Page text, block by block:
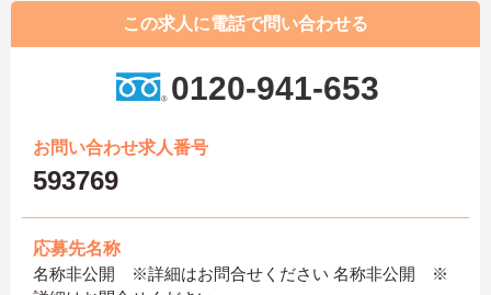
この求人に電話で問い合わせる
0120-941-653
お問い合わせ求人番号
593769
応募先名称
名称非公開 ※詳細はお問合せください 名称非公開 ※